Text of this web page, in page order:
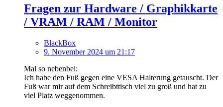
Fragen zur Hardware / Graphikkarte
/ VRAM / RAM / Monitor
BlackBox
9. November 2024 um 21:17
Mal so nebenbei:
Ich habe den Fuß gegen eine VESA Halterung getauscht. Der
Fuß war mir auf dem Schreibttisch viel zu groß und hat zu
viel Platz weggenommen.